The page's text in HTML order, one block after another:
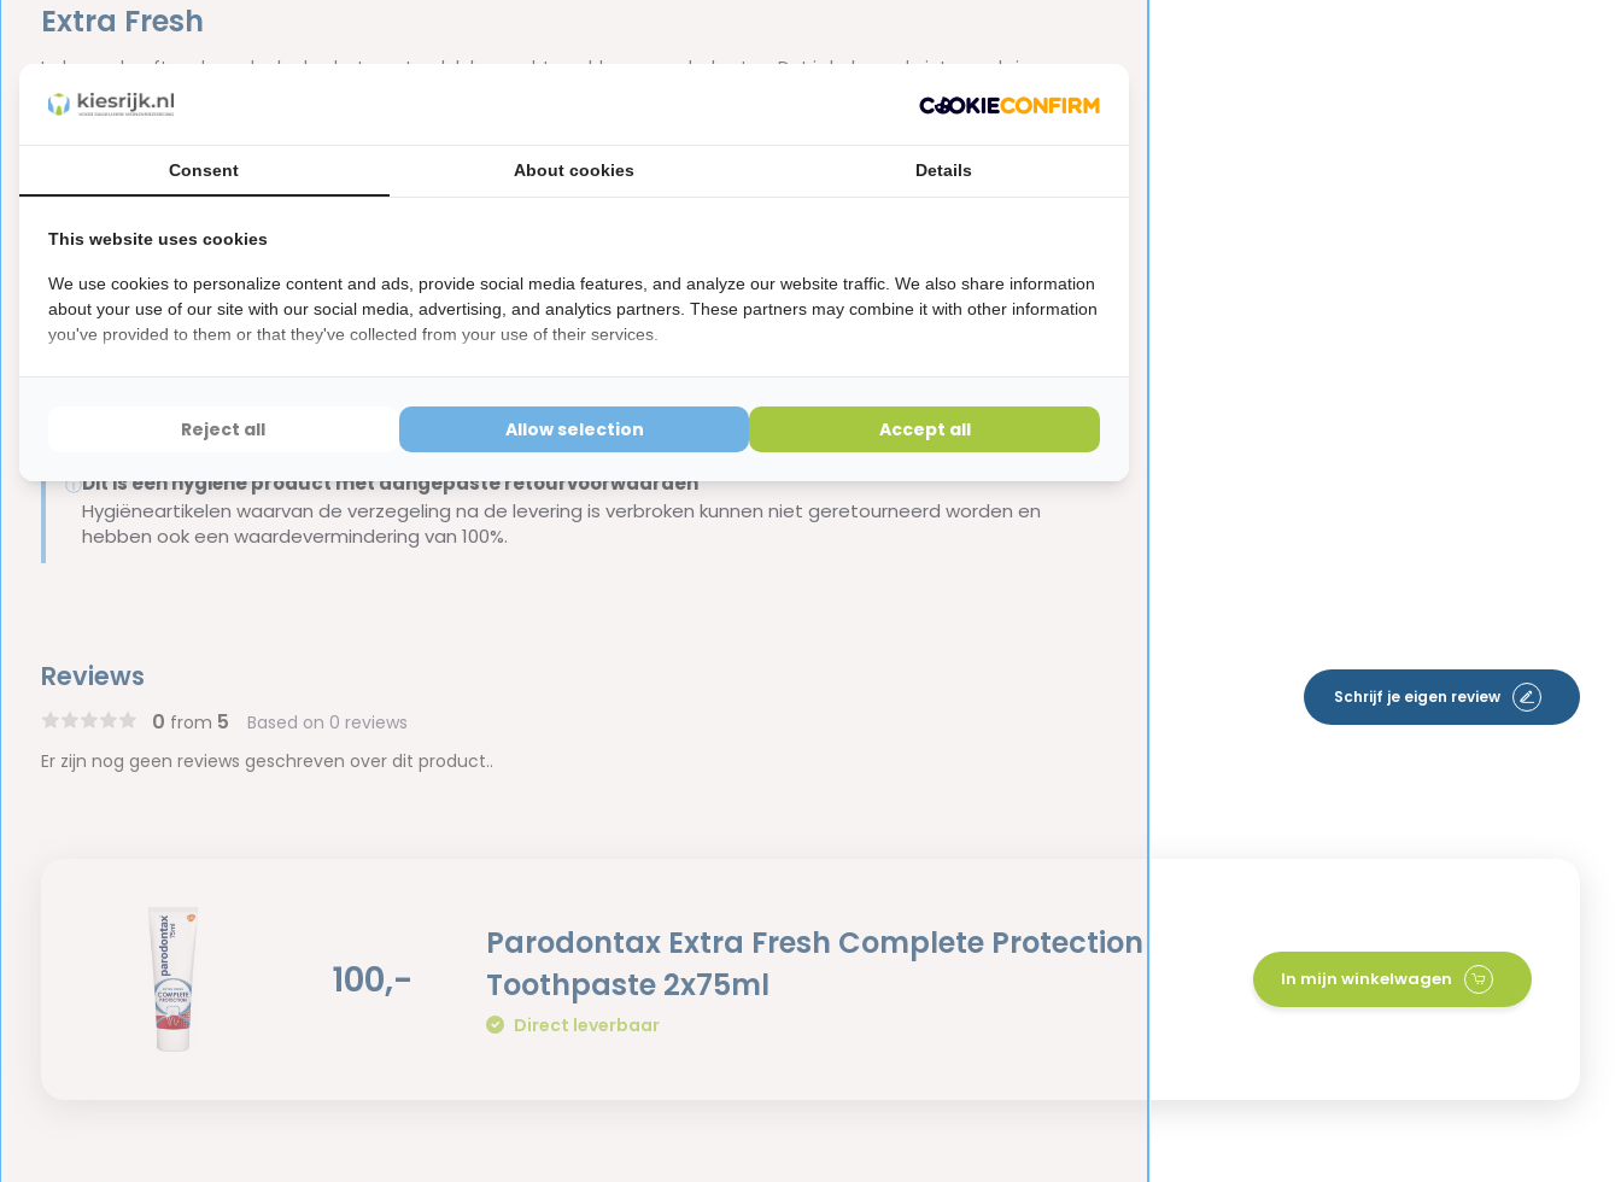
Extra Fresh
Iedereen heeft gedurende de dag last van tandplak en achtergebleven voedselresten. Dat is helemaal niet erg, als je
maar twee keer per dag goed poetst met Parodontax tandpasta. Het grote voordeel van deze tandpasta is namelijk dat
tandpasta’s. Dat merk je na zes maanden gebruik, mits je twee keer per dag twee minuten per keer poetst. Dus start
vandaag nog met poetsen met Parodontax tandpasta en ga voor een gezond en sterk gebit… iedere dag opnieuw!
1x Parodontax Tandpasta Complete Protection Extra Fresh - 75 ml
ⓘDit is een hygiëne product met aangepaste retourvoorwaarden
Hygiëneartikelen waarvan de verzegeling na de levering is verbroken kunnen niet geretourneerd worden en
hebben ook een waardevermindering van 100%.
Reviews
0 from 5 Based on 0 reviews
Schrijf je eigen review
Er zijn nog geen reviews geschreven over dit product..
100,-
Parodontax Extra Fresh Complete Protection
Toothpaste 2x75ml
Direct leverbaar
In mijn winkelwagen
Consent About cookies Details
This website uses cookies
We use cookies to personalize content and ads, provide social media features, and analyze our website traffic. We also share information
about your use of our site with our social media, advertising, and analytics partners. These partners may combine it with other information
you've provided to them or that they've collected from your use of their services.
Reject all Allow selection Accept all